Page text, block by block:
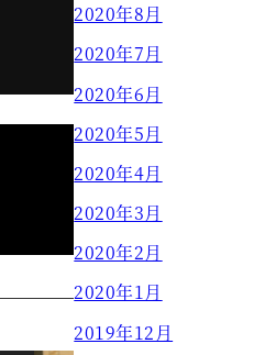
2020年8月
2020年7月
2020年6月
2020年5月
2020年4月
2020年3月
2020年2月
2020年1月
2019年12月